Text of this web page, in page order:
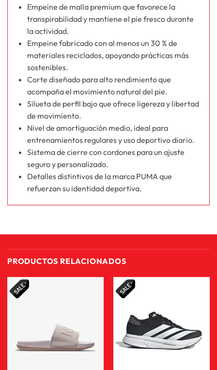
Empeine de malla premium que favorece la
transpirabilidad y mantiene el pie fresco durante
la actividad.
Empeine fabricado con al menos un 30 % de
materiales reciclados, apoyando prácticas más
sostenibles.
Corte diseñado para alto rendimiento que
acompaña el movimiento natural del pie.
Silueta de perfil bajo que ofrece ligereza y libertad
de movimiento.
Nivel de amortiguación medio, ideal para
entrenamientos regulares y uso deportivo diario.
Sistema de cierre con cordones para un ajuste
seguro y personalizado.
Detalles distintivos de la marca PUMA que
refuerzan su identidad deportiva.
PRODUCTOS RELACIONADOS